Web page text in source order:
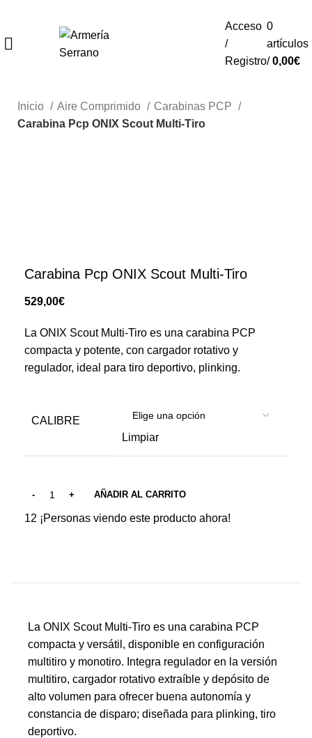
Acceso
/
Registro
0
artículos
/ 0,00€
Inicio Aire Comprimido
Carabinas PCP
Carabina Pcp ONIX Scout Multi-Tiro
Carabina Pcp ONIX Scout Multi-Tiro
€
La ONIX Scout Multi-Tiro es una carabina PCP
compacta y potente, con cargador rotativo y
regulador, ideal para tiro deportivo, plinking.
CALIBRE
Limpiar
AÑADIR AL CARRITO
12 ¡Personas viendo este producto ahora!
La ONIX Scout Multi-Tiro es una carabina PCP
compacta y versátil, disponible en configuración
multitiro y monotiro. Integra regulador en la versión
multitiro, cargador rotativo extraíble y depósito de
alto volumen para ofrecer buena autonomía y
constancia de disparo; diseñada para plinking, tiro
deportivo.